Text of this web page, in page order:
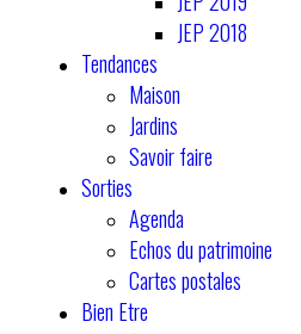
JEP 2018
Tendances
Maison
Jardins
Savoir faire
Sorties
Agenda
Echos du patrimoine
Cartes postales
Bien Etre